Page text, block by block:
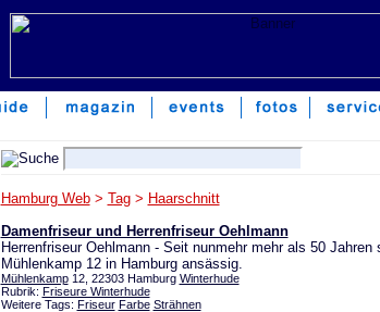
Hamburg Web> Tag> Haarschnitt
Damenfriseur und Herrenfriseur Oehlmann
Herrenfriseur Oehlmann - Seit nunmehr mehr als 50 Jahren
Mühlenkamp 12 in Hamburg ansässig.
Mühlenkamp12, 22303 Hamburg Winterhude
Rubrik: Friseure Winterhude
Weitere Tags: Friseur Farbe Strähnen